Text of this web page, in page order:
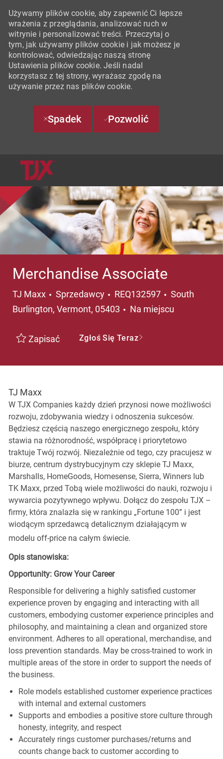
Używamy plików cookie, aby zapewnić Ci lepsze
wrażenia z przeglądania, analizować ruch w
witrynie i personalizować treści. Przeczytaj o
tym, jak używamy plików cookie i jak możesz je
kontrolować, odwiedzając naszą stronę
Ustawienia plików cookie. Jeśli nadal
korzystasz z tej strony, wyrażasz zgodę na
używanie przez nas plików cookie.
Spadek Pozwolić
Merchandise Associate
TJ Maxx Kategoria
Sprzedawcy REQ132597 Lokalizacja
South
Burlington, Vermont, 05403
Na miejscu
Zapisać Zgłoś Się Teraz
TJ Maxx
W TJX Companies każdy dzień przynosi nowe możliwości
rozwoju, zdobywania wiedzy i odnoszenia sukcesów.
Będziesz częścią naszego energicznego zespołu, który
stawia na różnorodność, współpracę i priorytetowo
traktuje Twój rozwój. Niezależnie od tego, czy pracujesz w
biurze, centrum dystrybucyjnym czy sklepie TJ Maxx,
Marshalls, HomeGoods, Homesense, Sierra, Winners lub
TK Maxx, przed Tobą wiele możliwości do nauki, rozwoju i
wywarcia pozytywnego wpływu. Dołącz do zespołu TJX –
firmy, która znalazła się w rankingu „Fortune 100” i jest
wiodącym sprzedawcą detalicznym działającym w
modelu off-price na całym świecie.
Opis stanowiska:
Opportunity: Grow Your Career
Responsible for delivering a highly satisfied customer
experience proven by engaging and interacting with all
customers, embodying customer experience principles and
philosophy, and maintaining a clean and organized store
environment. Adheres to all operational, merchandise, and
loss prevention standards. May be cross-trained to work in
multiple areas of the store in order to support the needs of
the business.
Role models established customer experience practices
with internal and external customers
Supports and embodies a positive store culture through
honesty, integrity, and respect
Accurately rings customer purchases/returns and
counts change back to customer according to